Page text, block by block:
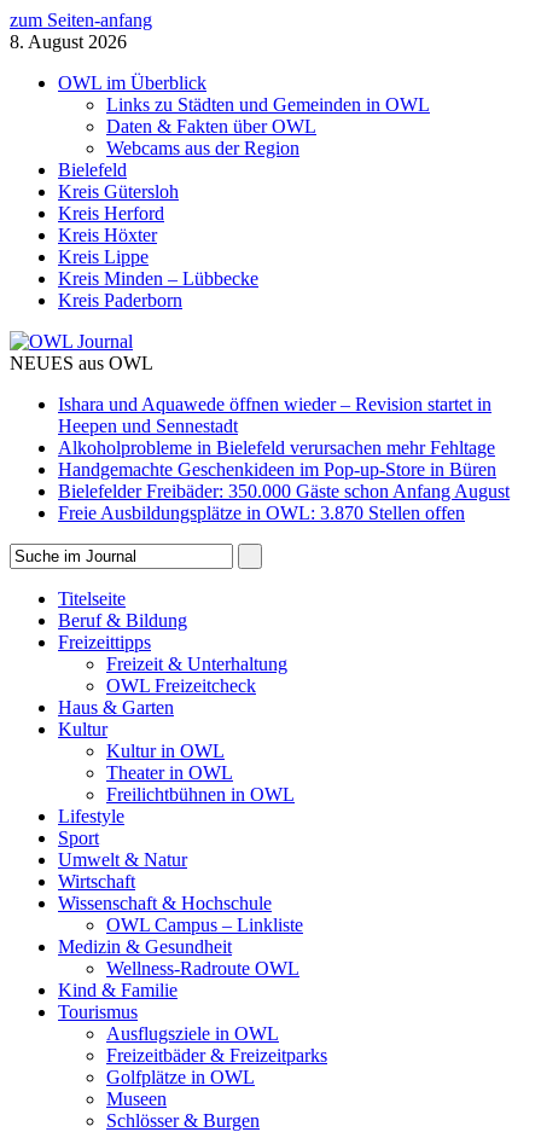
zum Seiten-anfang
8. August 2026
OWL im Überblick
Links zu Städten und Gemeinden in OWL
Daten & Fakten über OWL
Webcams aus der Region
Bielefeld
Kreis Gütersloh
Kreis Herford
Kreis Höxter
Kreis Lippe
Kreis Minden – Lübbecke
Kreis Paderborn
NEUES aus OWL
Ishara und Aquawede öffnen wieder – Revision startet in
Heepen und Sennestadt
Alkoholprobleme in Bielefeld verursachen mehr Fehltage
Handgemachte Geschenkideen im Pop-up-Store in Büren
Bielefelder Freibäder: 350.000 Gäste schon Anfang August
Freie Ausbildungsplätze in OWL: 3.870 Stellen offen
Titelseite
Beruf & Bildung
Freizeittipps
Freizeit & Unterhaltung
OWL Freizeitcheck
Haus & Garten
Kultur
Kultur in OWL
Theater in OWL
Freilichtbühnen in OWL
Lifestyle
Sport
Umwelt & Natur
Wirtschaft
Wissenschaft & Hochschule
OWL Campus – Linkliste
Medizin & Gesundheit
Wellness-Radroute OWL
Kind & Familie
Tourismus
Ausflugsziele in OWL
Freizeitbäder & Freizeitparks
Golfplätze in OWL
Museen
Schlösser & Burgen